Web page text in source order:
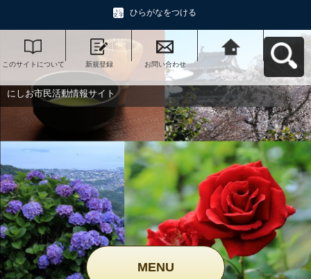
ひらがなをつける
このサイトについて 新規登録 お問い合わせ
にしお市民活動情報
サイトへ戻る
にしお市民活動情報サイト
MENU